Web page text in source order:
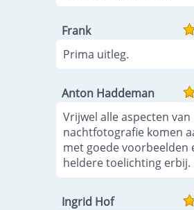
Frank
Prima uitleg.
Anton Haddeman
Vrijwel alle aspecten van
nachtfotografie komen
met goede voorbeelden
heldere toelichting erbij.
Ingrid Hof